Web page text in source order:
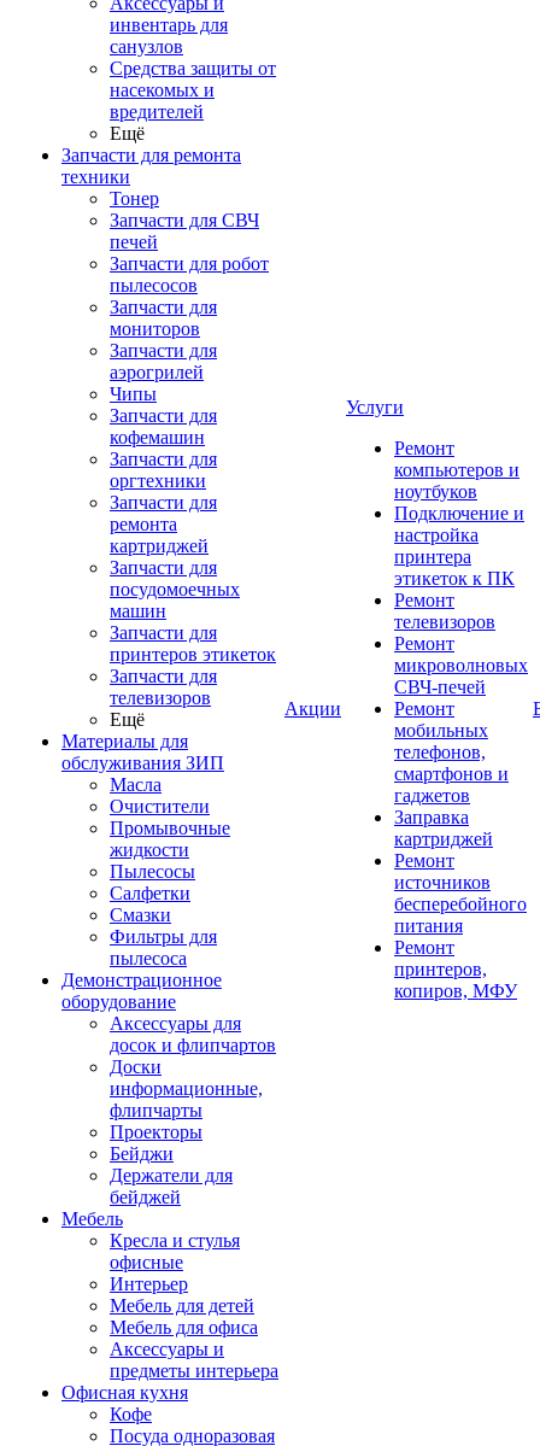
инвентарь для
санузлов
Средства защиты от
насекомых и
вредителей
Ещё
Запчасти для ремонта
техники
Тонер
Запчасти для СВЧ
печей
Запчасти для робот
пылесосов
Запчасти для
мониторов
Запчасти для
аэрогрилей
Чипы
Запчасти для
кофемашин
Запчасти для
оргтехники
Запчасти для
ремонта
картриджей
Запчасти для
посудомоечных
машин
Запчасти для
принтеров этикеток
Запчасти для
телевизоров
Ещё
Материалы для
обслуживания ЗИП
Масла
Очистители
Промывочные
жидкости
Пылесосы
Салфетки
Смазки
Фильтры для
пылесоса
Демонстрационное
оборудование
Аксессуары для
досок и флипчартов
Доски
информационные,
флипчарты
Проекторы
Бейджи
Держатели для
бейджей
Мебель
Кресла и стулья
офисные
Интерьер
Мебель для детей
Мебель для офиса
Аксессуары и
предметы интерьера
Офисная кухня
Кофе
Посуда одноразовая
Акции
Услуги
Ремонт
компьютеров и
ноутбуков
Подключение и
настройка
принтера
этикеток к ПК
Ремонт
телевизоров
Ремонт
микроволновых
СВЧ-печей
Ремонт
мобильных
телефонов,
смартфонов и
гаджетов
Заправка
картриджей
Ремонт
источников
бесперебойного
питания
Ремонт
принтеров,
копиров, МФУ